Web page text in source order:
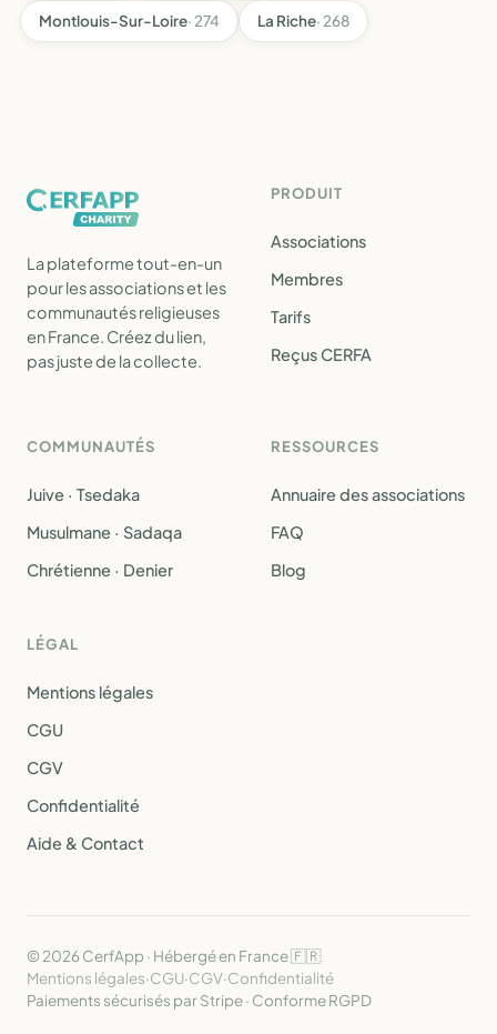
Montlouis-Sur-Loire· 274 La Riche· 268
La plateforme tout-en-un
pour les associations et les
communautés religieuses
en France. Créez du lien,
pas juste de la collecte.
PRODUIT
Associations
Membres
Tarifs
Reçus CERFA
COMMUNAUTÉS
Juive · Tsedaka
Musulmane · Sadaqa
Chrétienne · Denier
RESSOURCES
Annuaire des associations
FAQ
Blog
LÉGAL
Mentions légales
CGU
CGV
Confidentialité
Aide & Contact
© 2026 CerfApp · Hébergé en France 🇫🇷
Mentions légales·CGU·CGV·Confidentialité
Paiements sécurisés par Stripe · Conforme RGPD